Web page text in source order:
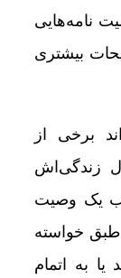
نامه‌هایی
بیشتری
برخی از
زندگی‌اش
یک وصیت
طبق خواسته
به ‌اتمام